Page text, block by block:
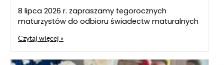
8 lipca 2026 r. zapraszamy tegorocznych
maturzystów do odbioru świadectw maturalnych
Czytaj więcej »